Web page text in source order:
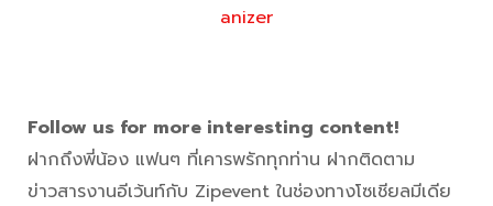
anizer
Follow us for more interesting content!
ฝากถึงพี่น้อง แฟนๆ ที่เคารพรักทุกท่าน ฝากติดตาม
ข่าวสารงานอีเว้นท์กับ Zipevent ในช่องทางโซเชียลมีเดีย